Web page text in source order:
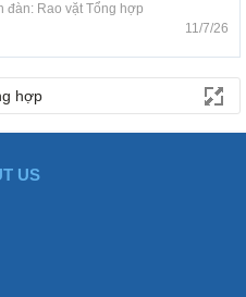
đàn: Rao vặt Tổng hợp
11/7/26
hợp
US